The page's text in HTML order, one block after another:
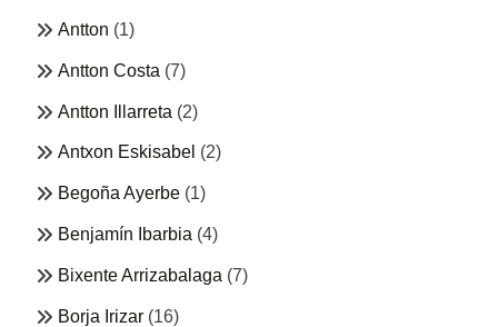
Antton (1)
Antton Costa (7)
Antton Illarreta (2)
Antxon Eskisabel (2)
Begoña Ayerbe (1)
Benjamín Ibarbia (4)
Bixente Arrizabalaga (7)
Borja Irizar (16)